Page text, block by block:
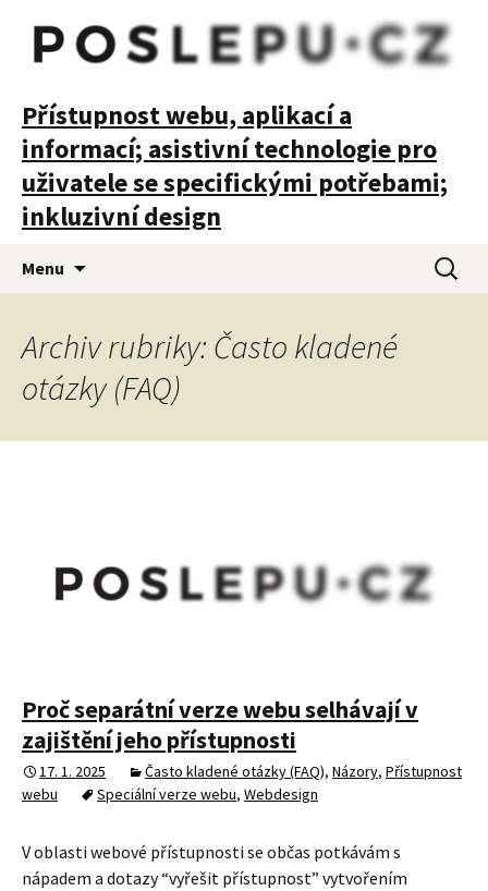
POSLEPU
Přístupnost webu, aplikací a
informací; asistivní technologie pro
uživatele se specifickými potřebami;
inkluzivní design
Menu
webu
Archiv rubriky: Často kladené
otázky (FAQ)
Proč separátní verze webu selhávají v
zajištění jeho přístupnosti
17. 1. 2025 Často kladené otázky (FAQ), Názory, Přístupnost
webu
Speciální verze webu, Webdesign
V oblasti webové přístupnosti se občas potkávám s
nápadem a dotazy “vyřešit přístupnost” vytvořením